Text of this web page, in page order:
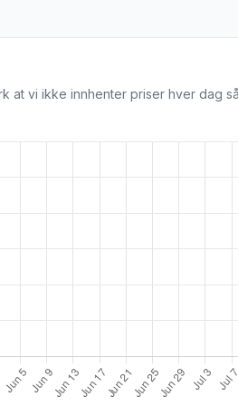
at vi ikke innhenter priser hver dag